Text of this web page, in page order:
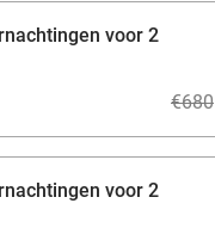
voor 2
€680
voor 2